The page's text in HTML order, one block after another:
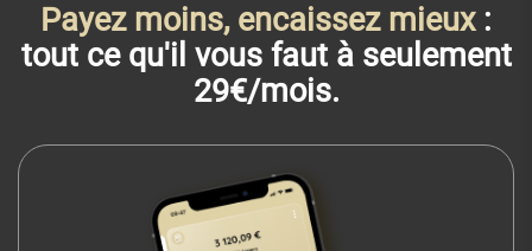
Payez moins, encaissez mieux:
tout ce qu'il vous faut à seulement
29€/mois.